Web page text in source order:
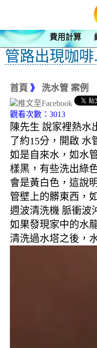
費用計算
管路出現咖
首頁 》 洗水管 案例
觀看次數：3013
陳先生 說家裡熱水
了約15分，開啟 水
如是自來水，如水
樣黑，有些洗出綠
會是黃白色，這說
管壁上的髒東西，
週波清洗機 脈衝波
如果發現家中的水
清洗過水塔之後，